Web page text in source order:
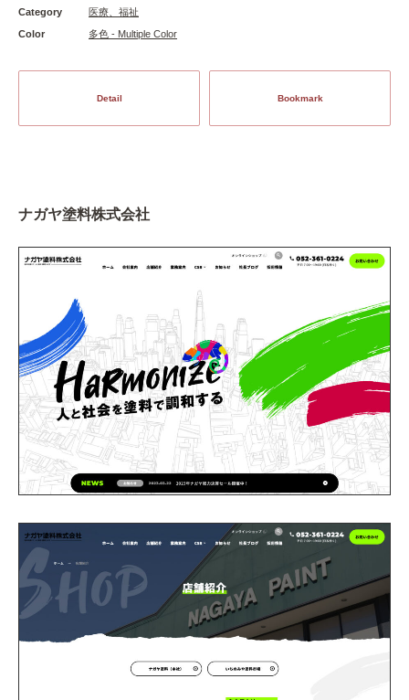
Category
医療、福祉
Color
多色 - Multiple Color
Detail Bookmark
ナガヤ塗料株式会社